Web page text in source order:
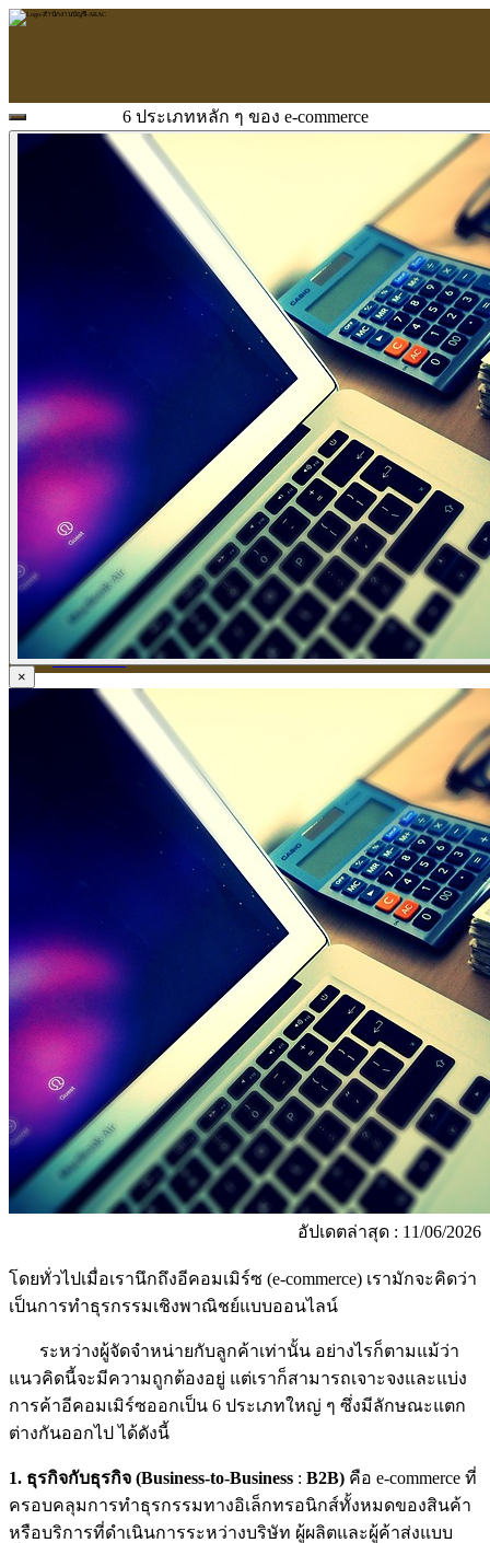
หน้าแรก
ข้อมูลบริษัท
บริการด้านใบอนุญาต
ตรวจสอบบัญชี
บริการวางระบบบัญชี
ที่ปรึกษาวางแผนภาษีอากร
จัดทำเงินเดือน
จดทะเบียนธุรกิจ
บริการ E-Filing
ข่าวสารบัญชี
ข่าวภาษี
ข่าวบัญชี
ข่าวธุรกิจ
ข่าวสัมมนา
ข่าวไอที
ติดต่อเรา
6 ประเภทหลัก ๆ ของ e-commerce
×
อัปเดตล่าสุด : 11/06/2026
โดยทั่วไปเมื่อเรานึกถึงอีคอมเมิร์ซ (e-commerce) เรามักจะคิดว่า
เป็นการทำธุรกรรมเชิงพาณิชย์แบบออนไลน์
ระหว่างผู้จัดจำหน่ายกับลูกค้าเท่านั้น อย่างไรก็ตามแม้ว่า
แนวคิดนี้จะมีความถูกต้องอยู่ แต่เราก็สามารถเจาะจงและแบ่ง
การค้าอีคอมเมิร์ซออกเป็น 6 ประเภทใหญ่ ๆ ซึ่งมีลักษณะแตก
ต่างกันออกไป ได้ดังนี้
1. ธุรกิจกับธุรกิจ (Business-to-Business : B2B) คือ e-commerce ที่
ครอบคลุมการทำธุรกรรมทางอิเล็กทรอนิกส์ทั้งหมดของสินค้า
หรือบริการที่ดำเนินการระหว่างบริษัท ผู้ผลิตและผู้ค้าส่งแบบ